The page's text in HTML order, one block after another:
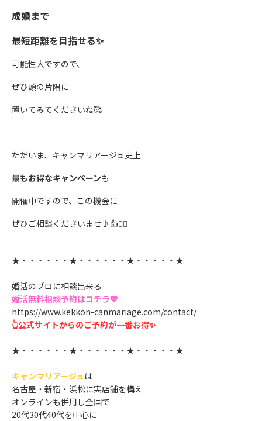
成婚まで
最短距離を目指せる✨
可能性大ですので、
ぜひ頭の片隅に
置いてみてくださいね🥰
ただいま、キャンマリアージュ史上
最もお得なキャンペーンも
開催中ですので、この機会に
ぜひご相談くださいませ♪👍❤️‍🔥
★・・・・・・★・・・・・・★・・・・・★
婚活のプロに相談出来る
婚活無料相談予約はコチラ💖
https://www.kekkon-canmariage.com/contact/
👆公式サイトからのご予約が一番お得✨
★・・・・・・★・・・・・・★・・・・・★
キャンマリアージュ は
名古屋・新宿・浜松に実店舗を構え
オンラインも併用し全国で
20代30代40代を中心に